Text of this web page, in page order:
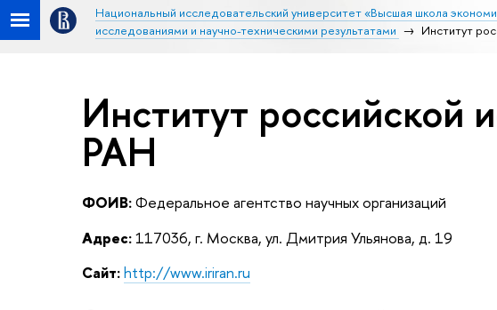
Национальный исследовательский университет «Высшая школа
исследованиями и научно-техническими результатами
Институт
Институт российской
РАН
ФОИВ:Федеральное агентство научных организаций
Адрес:117036, г. Москва, ул. Дмитрия Ульянова, д. 19
Сайт:http://www.iriran.ru